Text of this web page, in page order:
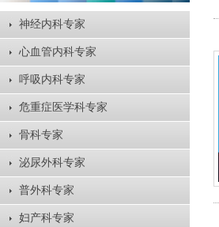
神经内科专家
心血管内科专家
呼吸内科专家
危重症医学科专家
骨科专家
泌尿外科专家
普外科专家
妇产科专家